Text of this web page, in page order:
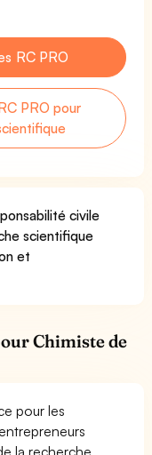
RC PRO
PRO pour
civile
scientifique
et
Chimiste de
pour les
la recherche